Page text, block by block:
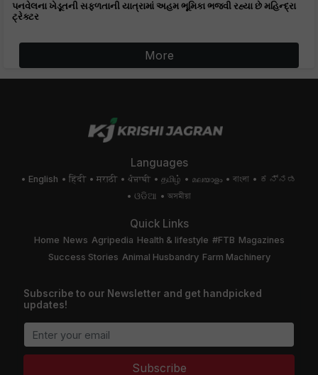
પનવેલના ખેડૂતની સફળતાની યાત્રામાં અહમ ભૂમિકા ભજવી રહ્યા છે મહિન્દ્રા
ટ્રેક્ટર
More
Languages
English हिंदी मराठी ਪੰਜਾਬੀ தமிழ் മലയാളം বাংলা
ಕನ್ನಡ
ଓଡିଆ
অসমীয়া
Quick Links
Home News Agripedia Health & lifestyle #FTB Magazines
Success Stories Animal Husbandry Farm Machinery
Subscribe to our Newsletter and get handpicked
updates!
Subscribe